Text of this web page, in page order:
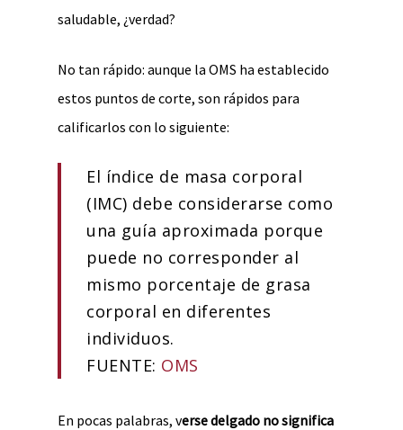
saludable, ¿verdad?
No tan rápido: aunque la OMS ha establecido
estos puntos de corte, son rápidos para
calificarlos con lo siguiente:
El índice de masa corporal
(IMC) debe considerarse como
una guía aproximada porque
puede no corresponder al
mismo porcentaje de grasa
corporal en diferentes
individuos.
FUENTE: OMS
En pocas palabras, verse delgado no significa